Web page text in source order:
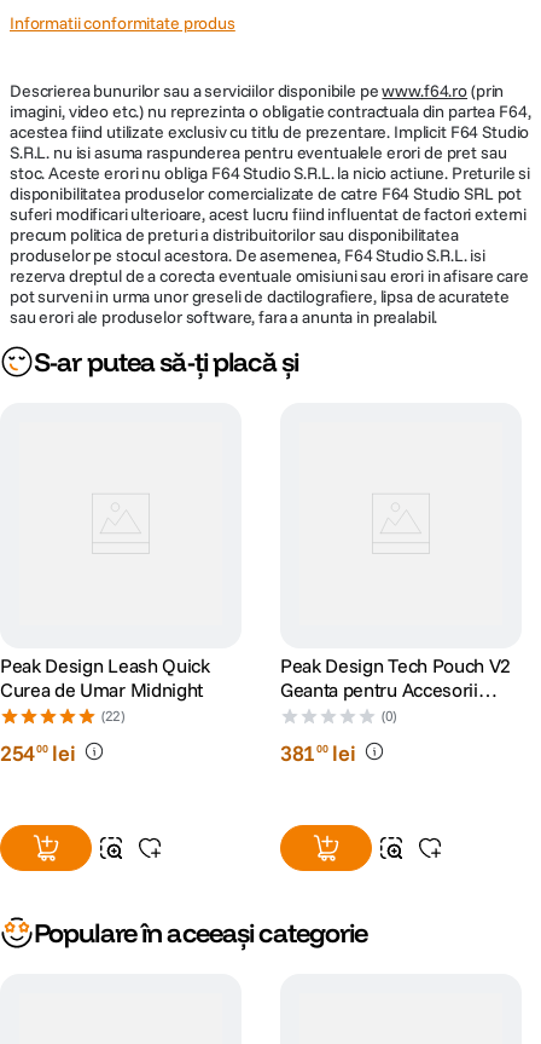
Informatii conformitate produs
Descrierea bunurilor sau a serviciilor disponibile pewww.f64.ro(prin
imagini, video etc.) nu reprezinta o obligatie contractuala din partea F64,
acestea fiind utilizate exclusiv cu titlu de prezentare. Implicit F64 Studio
S.R.L. nu isi asuma raspunderea pentru eventualele erori de pret sau
stoc. Aceste erori nu obliga F64 Studio S.R.L. la nicio actiune. Preturile si
disponibilitatea produselor comercializate de catre F64 Studio SRL pot
suferi modificari ulterioare, acest lucru fiind influentat de factori externi
precum politica de preturi a distribuitorilor sau disponibilitatea
produselor pe stocul acestora. De asemenea, F64 Studio S.R.L. isi
rezerva dreptul de a corecta eventuale omisiuni sau erori in afisare care
pot surveni in urma unor greseli de dactilografiere, lipsa de acuratete
sau erori ale produselor software, fara a anunta in prealabil.
S-ar putea să-ți placă și
Peak Design Leash Quick
Curea de Umar Midnight
(22)
25400 lei
Peak Design Tech Pouch V2
Geanta pentru Accesorii
Coyote
(0)
38100 lei
Populare în aceeași categorie